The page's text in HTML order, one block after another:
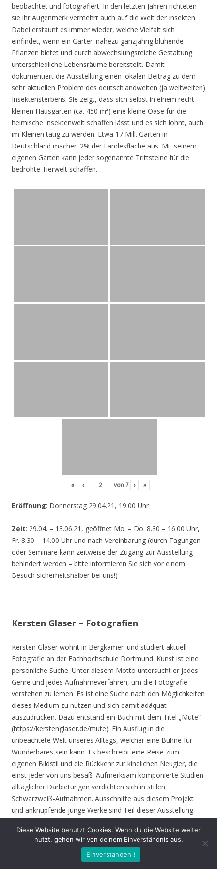
beobachtet und fotografiert. In den letzten Jahren richteten
sie ihr Augenmerk vermehrt auch auf die Welt der Insekten.
Dabei erstaunt es immer wieder, welche Vielfalt sich
einfindet, wenn ein Garten nahezu ganzjährig blühende
Pflanzen bietet und durch abwechslungsreiche Gestaltung
unterschiedliche Lebensräume bereitstellt. Damit
dokumentiert die Ausstellung einen lokalen Beitrag zu dem
sehr aktuellen Problem des deutschlandweiten (ja weltweiten)
Insektensterbens. Sie zeigt, dass sich selbst in einem recht
kleinen Hausgarten (ca. 450 m²) eine kleine Oase für die
heimische Insektenwelt schaffen lässt und es sich lohnt, auch
im Kleinen tätig zu werden. Etwa 17 Mill. Gärten in
Deutschland machen 2% der Landesfläche aus. Mit seinem
eigenen Garten kann jeder sogenannte Trittsteine für die
bedrohte Tierwelt schaffen.
« ‹ von 7 › »
Eröffnung: Donnerstag 29.04.21, 19.00 Uhr
Zeit: 29.04. – 13.06.21, geöffnet Mo. – Do. 8.30 – 16.00 Uhr,
Fr. 8.30 – 14.00 Uhr und nach Vereinbarung (durch Tagungen
oder Seminare kann zeitweise der Zugang zur Ausstellung
behindert werden – bitte informieren Sie sich vor einem
Besuch sicherheitshalber bei uns!)
Kersten Glaser – Fotografien
Kersten Glaser wohnt in Bergkamen und studiert aktuell
Fotografie an der Fachhochschule Dortmund. Kunst ist eine
persönliche Suche. Unter diesem Motto untersucht er jedes
Genre und jedes Aufnahmeverfahren, um die Fotografie
verstehen zu lernen. Es ist eine Suche nach den Möglichkeiten
dieses Medium zu nutzen und sich damit adäquat
auszudrücken. Dazu entstand ein Buch mit dem Titel „Mute“.
(https://kerstenglaser.de/mute). Ein Ausflug in die
unbeachtete Welt unseres Alltags, welcher eine Bühne für
Wunderbares sein kann. Es beschreibt eine Reise zum
eigenen Bildstil und die Rückkehr zur kindlichen Neugier, die
einst jeder von uns besaß. Aufmerksam komponierte Studien
alltäglicher Darbietungen verdichten sich in stillen
Schwarzweiß-Aufnahmen. Ausschnitte aus diesem Projekt
und anknüpfende junge Werke sind Teil dieser Ausstellung.
Eröffnung: Donnerstag 17.06.21, 19.00 Uhr
: 17.06. – 01.08.21, geöffnet Mo. – Do. 8.30 – 16.00 Uhr,
Diese Website benutzt Cookies. Wenn du die Website weiter
nutzt, gehen wir von deinem Einverständnis aus.
Einverstanden !